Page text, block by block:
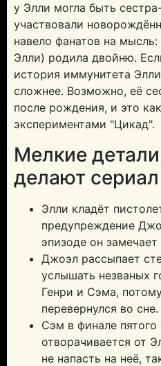
у Элли могла быть
участвовали
навело фанатов на
Элли) родила двойню.
история иммунитета
сложнее. Возможно, её
после рождения, и это
экспериментами "Цикад".
Мелкие
делают
Элли кладёт
предупреждение
эпизоде он
Джоэл рассыпает
услышать незваных
Генри и Сэма,
перевернулся во сне.
Сэм в финале пятого
отворачивается от
не напасть на неё,